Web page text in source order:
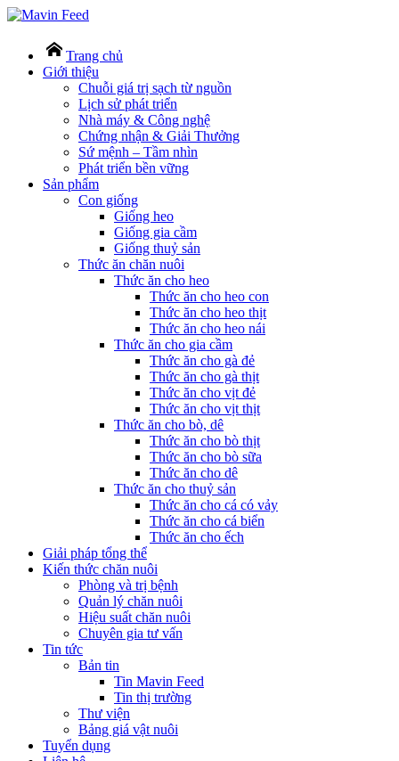
Trang chủ
Giới thiệu
Chuỗi giá trị sạch từ nguồn
Lịch sử phát triển
Nhà máy & Công nghệ
Chứng nhận & Giải Thưởng
Sứ mệnh – Tầm nhìn
Phát triển bền vững
Sản phẩm
Con giống
Giống heo
Giống gia cầm
Giống thuỷ sản
Thức ăn chăn nuôi
Thức ăn cho heo
Thức ăn cho heo con
Thức ăn cho heo thịt
Thức ăn cho heo nái
Thức ăn cho gia cầm
Thức ăn cho gà đẻ
Thức ăn cho gà thịt
Thức ăn cho vịt đẻ
Thức ăn cho vịt thịt
Thức ăn cho bò, dê
Thức ăn cho bò thịt
Thức ăn cho bò sữa
Thức ăn cho dê
Thức ăn cho thuỷ sản
Thức ăn cho cá có vảy
Thức ăn cho cá biển
Thức ăn cho ếch
Giải pháp tổng thể
Kiến thức chăn nuôi
Phòng và trị bệnh
Quản lý chăn nuôi
Hiệu suất chăn nuôi
Chuyên gia tư vấn
Tin tức
Bản tin
Tin Mavin Feed
Tin thị trường
Thư viện
Bảng giá vật nuôi
Tuyển dụng